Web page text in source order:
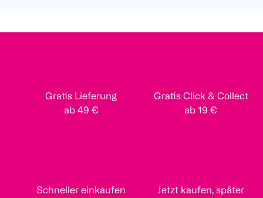
Gratis Lieferung
ab 49 €
Gratis Click & Collect
ab 19 €
Schneller einkaufen
Jetzt kaufen, später